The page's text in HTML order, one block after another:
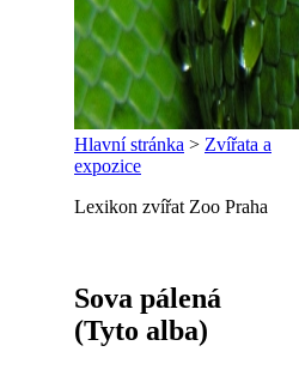
Hlavní stránka > Zvířata a
expozice
Lexikon zvířat Zoo Praha
Sova pálená
(Tyto alba)